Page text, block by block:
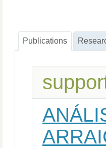
Publications